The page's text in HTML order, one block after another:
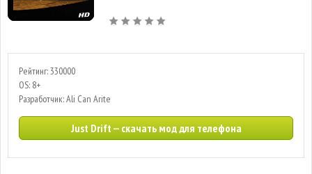
Рейтинг: 330000
OS: 8+
Разработчик: Ali Can Arite
Just Drift — скачать мод для телефона